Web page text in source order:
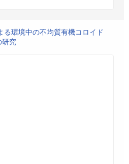
る環境中の不均質有機コロイド
研究